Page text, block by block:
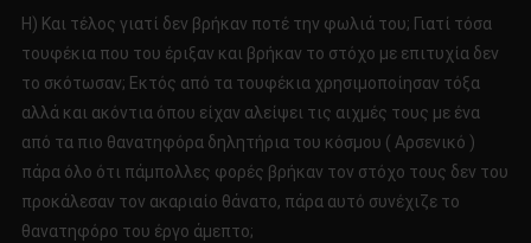
Η) Και τέλος γιατί δεν βρήκαν ποτέ την φωλιά του; Γιατί τόσα
τουφέκια που του έριξαν και βρήκαν το στόχο με επιτυχία δεν
το σκότωσαν; Εκτός από τα τουφέκια χρησιμοποίησαν τόξα
αλλά και ακόντια όπου είχαν αλείψει τις αιχμές τους με ένα
από τα πιο θανατηφόρα δηλητήρια του κόσμου ( Αρσενικό )
πάρα όλο ότι πάμπολλες φορές βρήκαν τον στόχο τους δεν του
προκάλεσαν τον ακαριαίο θάνατο, πάρα αυτό συνέχιζε το
θανατηφόρο του έργο άμεπτο;